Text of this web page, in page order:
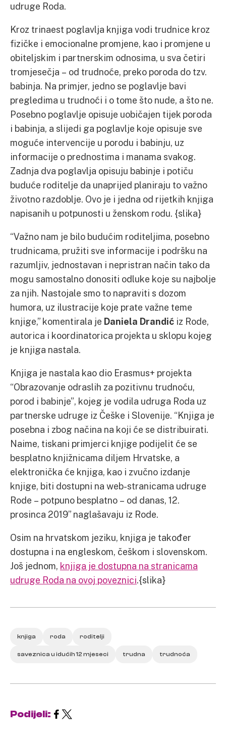
udruge Roda.
Kroz trinaest poglavlja knjiga vodi trudnice kroz
fizičke i emocionalne promjene, kao i promjene u
obiteljskim i partnerskim odnosima, u sva četiri
tromjesečja – od trudnoće, preko poroda do tzv.
babinja. Na primjer, jedno se poglavlje bavi
pregledima u trudnoći i o tome što nude, a što ne.
Posebno poglavlje opisuje uobičajen tijek poroda
i babinja, a slijedi ga poglavlje koje opisuje sve
moguće intervencije u porodu i babinju, uz
informacije o prednostima i manama svakog.
Zadnja dva poglavlja opisuju babinje i potiču
buduće roditelje da unaprijed planiraju to važno
životno razdoblje. Ovo je i jedna od rijetkih knjiga
napisanih u potpunosti u ženskom rodu. {slika}
“Važno nam je bilo budućim roditeljima, posebno
trudnicama, pružiti sve informacije i podršku na
razumljiv, jednostavan i nepristran način tako da
mogu samostalno donositi odluke koje su najbolje
za njih. Nastojale smo to napraviti s dozom
humora, uz ilustracije koje prate važne teme
knjige,” komentirala je Daniela Drandić iz Rode,
autorica i koordinatorica projekta u sklopu kojeg
je knjiga nastala.
Knjiga je nastala kao dio Erasmus+ projekta
“Obrazovanje odraslih za pozitivnu trudnoću,
porod i babinje”, kojeg je vodila udruga Roda uz
partnerske udruge iz Češke i Slovenije. “Knjiga je
posebna i zbog načina na koji će se distribuirati.
Naime, tiskani primjerci knjige podijelit će se
besplatno knjižnicama diljem Hrvatske, a
elektronička će knjiga, kao i zvučno izdanje
knjige, biti dostupni na web-stranicama udruge
Rode – potpuno besplatno – od danas, 12.
prosinca 2019” naglašavaju iz Rode.
Osim na hrvatskom jeziku, knjiga je također
dostupna i na engleskom, češkom i slovenskom.
Još jednom, knjiga je dostupna na stranicama
udruge Roda na ovoj poveznici.{slika}
knjiga roda roditelji
saveznica u idućih 12 mjeseci trudna trudnoća
Podijeli: